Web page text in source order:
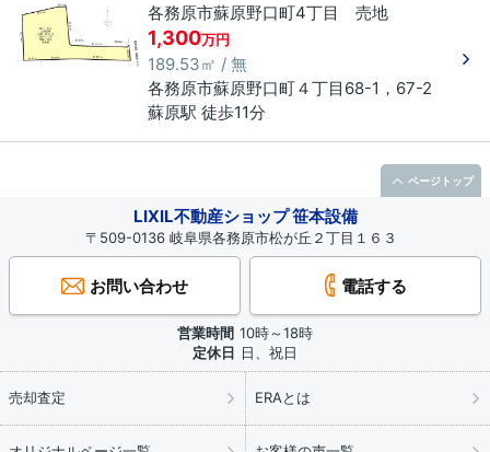
各務原市蘇原野口町4丁目 売地
1,300万円
189.53㎡ / 無
各務原市蘇原野口町４丁目 68-1，67-2
蘇原駅 徒歩11分
LIXIL不動産ショップ 笹本設備
〒509-0136 岐阜県各務原市松が丘２丁目１６３
お問い合わせ 電話する
営業時間 10時～18時
定休日 日、祝日
売却査定 ERAとは
ページトップ